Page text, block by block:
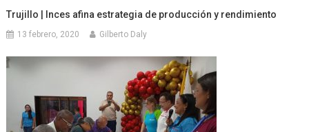
Trujillo | Inces afina estrategia de producción y rendimiento
13 febrero, 2020 Gilberto Daly